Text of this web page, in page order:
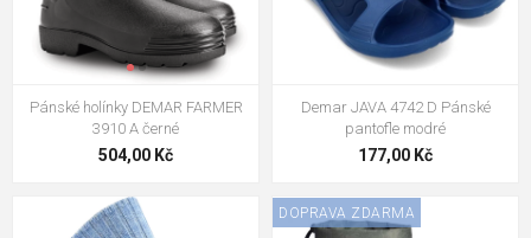
Pánské holínky DEMAR FARMER
3910 A černé
504,00 Kč
Demar JAVA 4742 D Pánské
pantofle modré
177,00 Kč
DOPRAVA ZDARMA